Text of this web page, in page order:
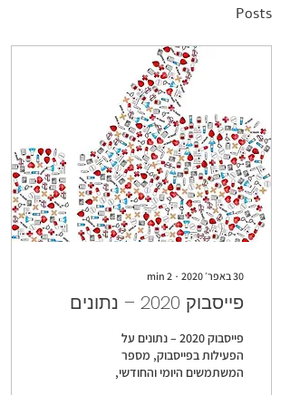
Posts
30 באפר׳ 2020 ∙
2
min
פייסבוק 2020 – נתונים
פייסבוק 2020 – נתונים על
הפעילות בפייסבוק, מספר
המשתמשים היומי והחודשי,